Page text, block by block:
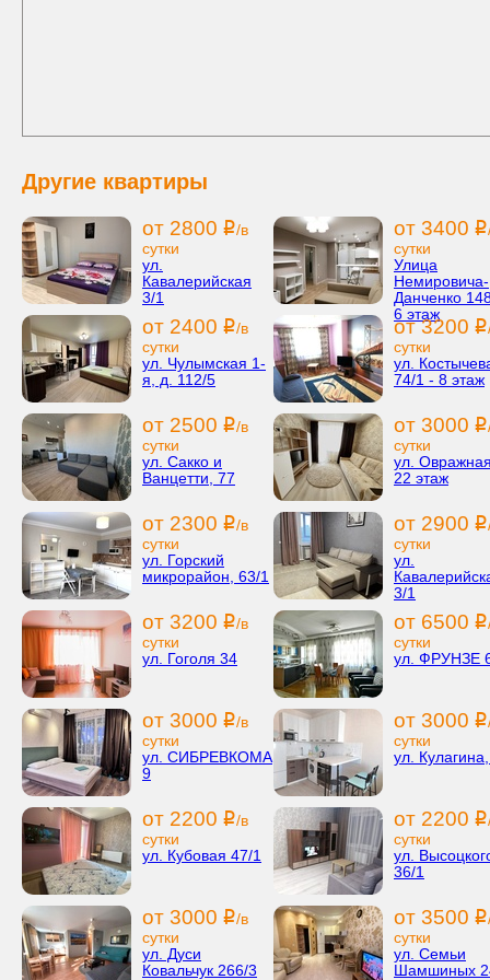
Другие квартиры
от 2800 i/в
сутки
ул.
Кавалерийская
3/1
от 3400 i
сутки
Улица
Немировича-
Данченко
6 этаж
от 2400 i/в
сутки
ул. Чулымская 1-
я, д. 112/5
от 3200 i
сутки
ул.
74/1 - 8 этаж
от 2500 i/в
сутки
ул. Сакко и
Ванцетти, 77
от 3000 i
сутки
ул.
22 этаж
от 2300 i/в
сутки
ул. Горский
микрорайон, 63/1
от 2900 i
сутки
ул.
3/1
от 3200 i/в
сутки
ул. Гоголя 34
от 6500 i
сутки
ул. ФРУНЗЕ
от 3000 i/в
сутки
ул. СИБРЕВКОМА
9
от 3000 i
сутки
ул.
от 2200 i/в
сутки
ул. Кубовая 47/1
от 2200 i
сутки
ул.
36/1
от 3000 i/в
сутки
ул. Дуси
Ковальчук 266/3
от 3500 i
сутки
ул. Семьи
Шамшиных